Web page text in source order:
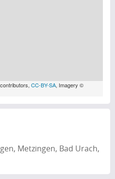
contributors, CC-BY-SA, Imagery ©
Metzingen, Bad Urach,